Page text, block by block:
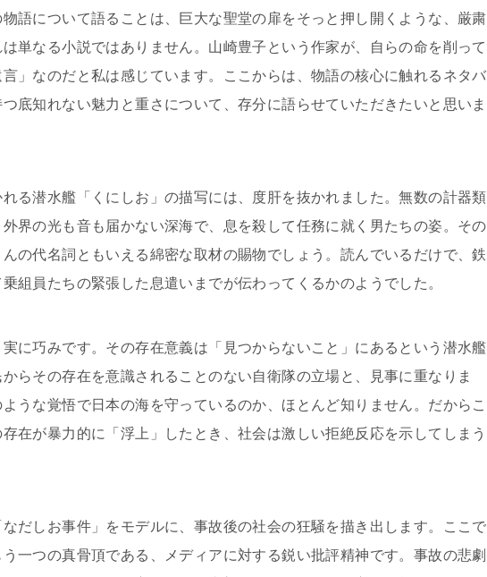
語について語ることは、巨大な聖堂の扉をそっと押し開くような、厳粛
単なる小説ではありません。山崎豊子という作家が、自らの命を削って
」なのだと私は感じています。ここからは、物語の核心に触れるネタバ
底知れない魅力と重さについて、存分に語らせていただきたいと思いま
る潜水艦「くにしお」の描写には、度肝を抜かれました。無数の計器類
界の光も音も届かない深海で、息を殺して任務に就く男たちの姿。その
の代名詞ともいえる綿密な取材の賜物でしょう。読んでいるだけで、鉄
組員たちの緊張した息遣いまでが伝わってくるかのようでした。
に巧みです。その存在意義は「見つからないこと」にあるという潜水艦
らその存在を意識されることのない自衛隊の立場と、見事に重なりま
うな覚悟で日本の海を守っているのか、ほとんど知りません。だからこ
在が暴力的に「浮上」したとき、社会は激しい拒絶反応を示してしまう
だしお事件」をモデルに、事故後の社会の狂騒を描き出します。ここで
一つの真骨頂である、メディアに対する鋭い批評精神です。事故の悲劇